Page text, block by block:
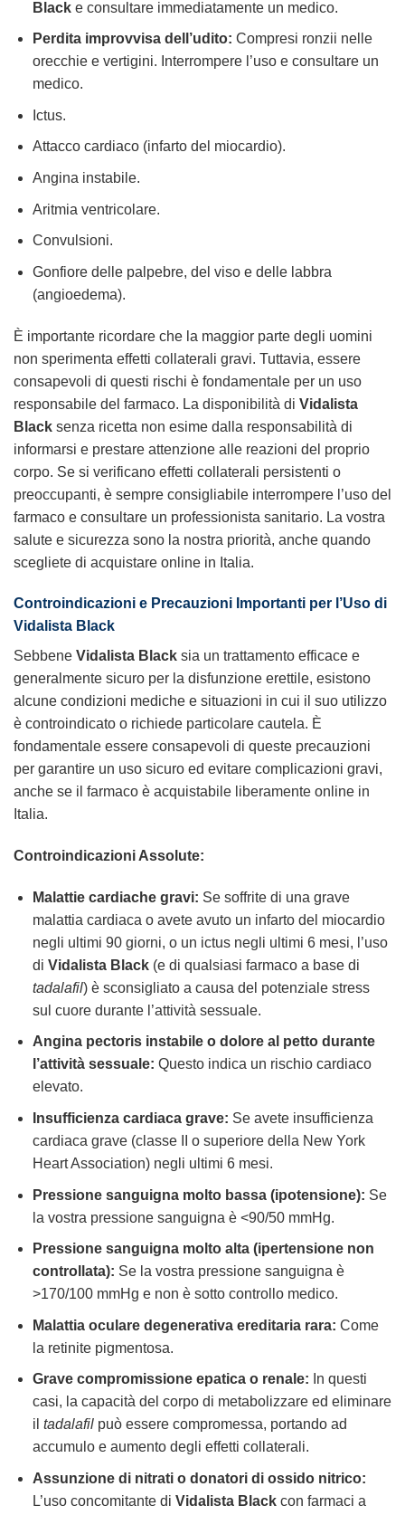
Blacke consultare immediatamente un medico.
Perdita improvvisa dell’udito: Compresi ronzii nelle
orecchie e vertigini. Interrompere l’uso e consultare un
medico.
Ictus.
Attacco cardiaco (infarto del miocardio).
Angina instabile.
Aritmia ventricolare.
Convulsioni.
Gonfiore delle palpebre, del viso e delle labbra
(angioedema).
È importante ricordare che la maggior parte degli uomini
non sperimenta effetti collaterali gravi. Tuttavia, essere
consapevoli di questi rischi è fondamentale per un uso
responsabile del farmaco. La disponibilità di Vidalista
Black senza ricetta non esime dalla responsabilità di
informarsi e prestare attenzione alle reazioni del proprio
corpo. Se si verificano effetti collaterali persistenti o
preoccupanti, è sempre consigliabile interrompere l’uso del
farmaco e consultare un professionista sanitario. La vostra
salute e sicurezza sono la nostra priorità, anche quando
scegliete di acquistare online in Italia.
Controindicazioni e Precauzioni Importanti per l’Uso di
Vidalista Black
Sebbene Vidalista Black sia un trattamento efficace e
generalmente sicuro per la disfunzione erettile, esistono
alcune condizioni mediche e situazioni in cui il suo utilizzo
è controindicato o richiede particolare cautela. È
fondamentale essere consapevoli di queste precauzioni
per garantire un uso sicuro ed evitare complicazioni gravi,
anche se il farmaco è acquistabile liberamente online in
Italia.
Controindicazioni Assolute:
Malattie cardiache gravi: Se soffrite di una grave
malattia cardiaca o avete avuto un infarto del miocardio
negli ultimi 90 giorni, o un ictus negli ultimi 6 mesi, l’uso
di Vidalista Black(e di qualsiasi farmaco a base di
tadalafil) è sconsigliato a causa del potenziale stress
sul cuore durante l’attività sessuale.
Angina pectoris instabile o dolore al petto durante
l’attività sessuale: Questo indica un rischio cardiaco
elevato.
Insufficienza cardiaca grave: Se avete insufficienza
cardiaca grave (classe II o superiore della New York
Heart Association) negli ultimi 6 mesi.
Pressione sanguigna molto bassa (ipotensione): Se
la vostra pressione sanguigna è <90/50 mmHg.
Pressione sanguigna molto alta (ipertensione non
controllata): Se la vostra pressione sanguigna è
>170/100 mmHg e non è sotto controllo medico.
Malattia oculare degenerativa ereditaria rara: Come
la retinite pigmentosa.
Grave compromissione epatica o renale: In questi
casi, la capacità del corpo di metabolizzare ed eliminare
il tadalafilpuò essere compromessa, portando ad
accumulo e aumento degli effetti collaterali.
Assunzione di nitrati o donatori di ossido nitrico:
L’uso concomitante di Vidalista Blackcon farmaci a